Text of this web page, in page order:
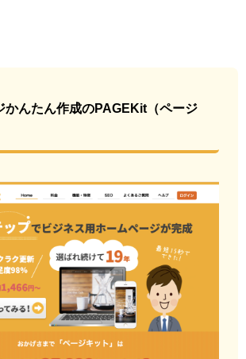
かんたん作成のPAGEKit（ページ